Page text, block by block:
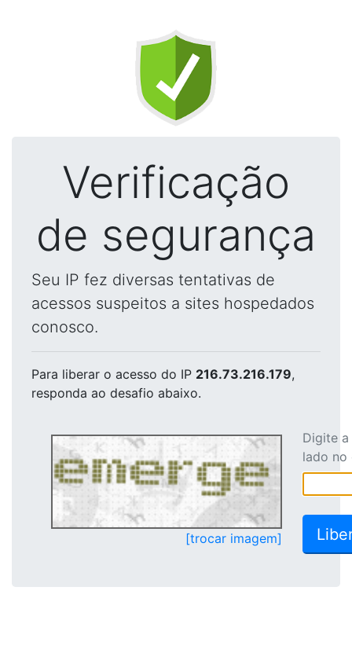
Verificação
de segurança
Seu IP fez diversas tentativas de
acessos suspeitos a sites hospedados
conosco.
Para liberar o acesso do IP 216.73.216.179,
responda ao desafio abaixo.
[trocar imagem]
Digite
lado no